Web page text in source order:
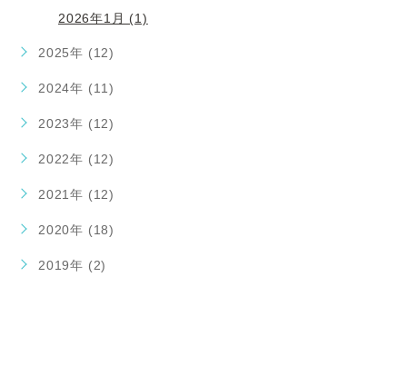
2026年1月 (1)
2025年 (12)
2024年 (11)
2023年 (12)
2022年 (12)
2021年 (12)
2020年 (18)
2019年 (2)